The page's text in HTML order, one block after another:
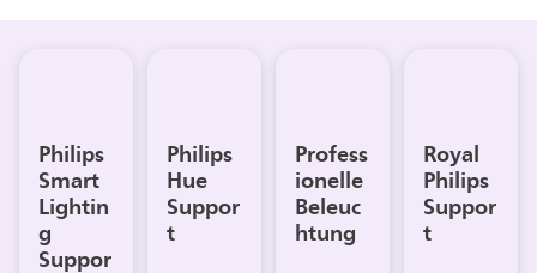
Philips
Smart
Lightin
g
Suppor
Philips
Hue
Suppor
t
Profess
ionelle
Beleuc
htung
Royal
Philips
Suppor
t